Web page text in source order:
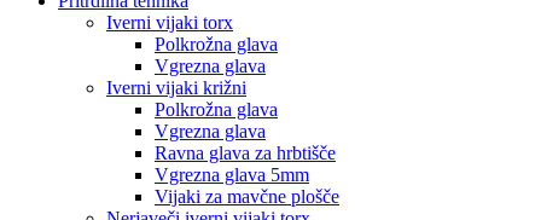
Iverni vijaki torx
Polkrožna glava
Vgrezna glava
Iverni vijaki križni
Polkrožna glava
Vgrezna glava
Ravna glava za hrbtišče
Vgrezna glava 5mm
Vijaki za mavčne plošče